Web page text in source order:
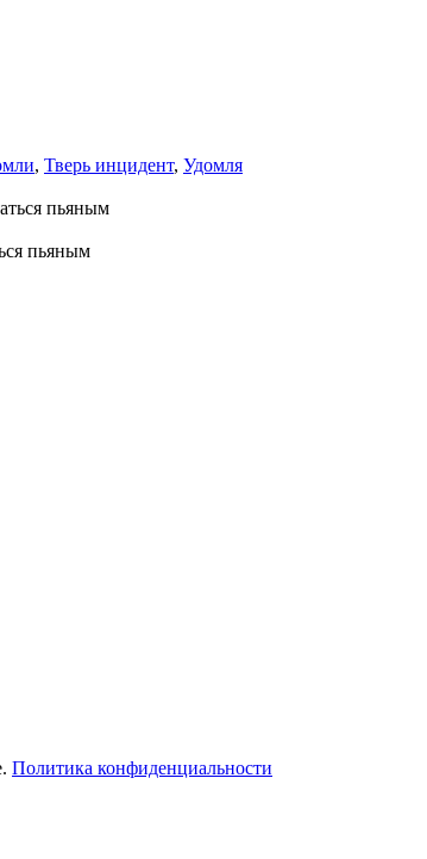
, Тверь инцидент, Удомля
пьяным
Политика конфиденциальности